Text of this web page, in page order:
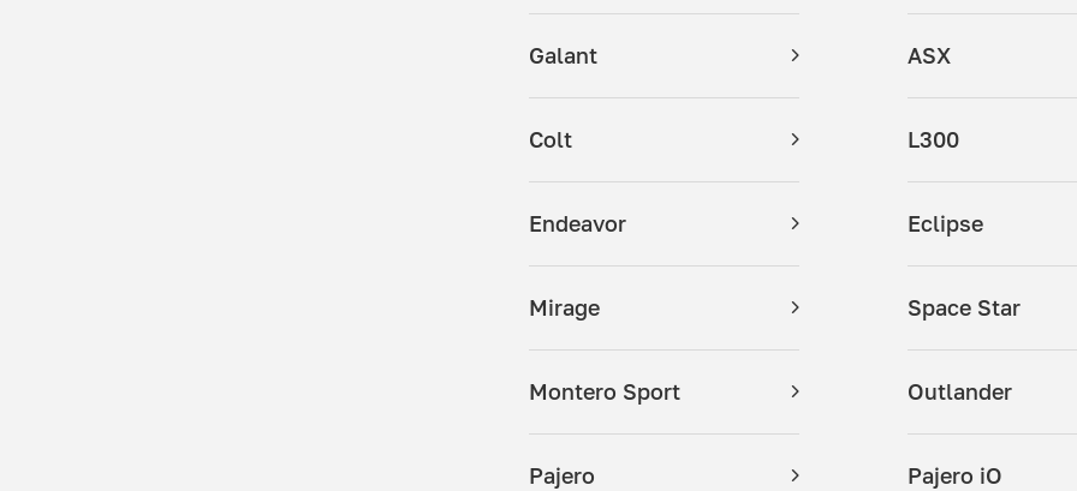
Galant ASX
Colt L300
Endeavor Eclipse
Mirage Space Star
Montero Sport Outlander
Pajero Pajero iO